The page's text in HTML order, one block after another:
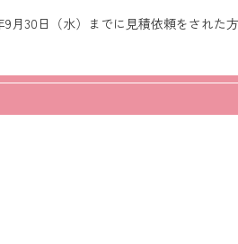
9月30日（水）までに見積依頼をされた方